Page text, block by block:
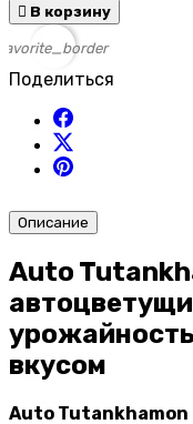
 В корзину
favorite_border
Поделиться
Описание
Auto
вкусом
Auto Tutankhamon